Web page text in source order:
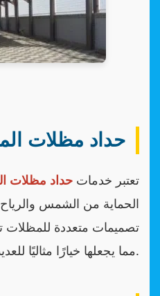
حداد مظلات
تعتبر خدمات حداد مظلات
الحماية من الشمس
تصميمات متعددة للمظلات
مما يجعلها خيارًا مثاليًا للعديد من العملاء.